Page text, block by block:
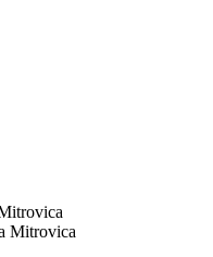
Mitrovica